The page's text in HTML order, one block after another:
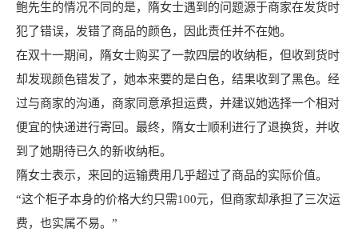
鲍先生的情况不同的是，隋女士遇到的问题源于商家在发货时
犯了错误，发错了商品的颜色，因此责任并不在她。
在双十一期间，隋女士购买了一款四层的收纳柜，但收到货时
却发现颜色错发了，她本来要的是白色，结果收到了黑色。经
过与商家的沟通，商家同意承担运费，并建议她选择一个相对
便宜的快递进行寄回。最终，隋女士顺利进行了退换货，并收
到了她期待已久的新收纳柜。
隋女士表示，来回的运输费用几乎超过了商品的实际价值。
“这个柜子本身的价格大约只需100元，但商家却承担了三次运
费，也实属不易。”